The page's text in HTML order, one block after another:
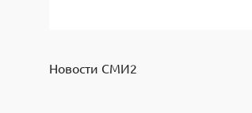
Новости СМИ2